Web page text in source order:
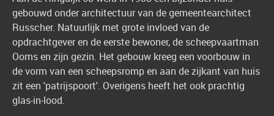
gebouwd onder architectuur van de gemeentearchitect
Russcher. Natuurlijk met grote invloed van de
opdrachtgever en de eerste bewoner, de scheepvaartman
Ooms en zijn gezin. Het gebouw kreeg een voorbouw in
de vorm van een scheepsromp en aan de zijkant van huis
zit een 'patrijspoort'. Overigens heeft het ook prachtig
glas-in-lood.